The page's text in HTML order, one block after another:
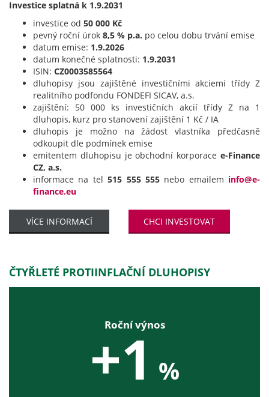
Investice splatná k 1.9.2031
investice od 50 000 Kč
pevný roční úrok 8,5 % p.a. po celou dobu trvání emise
datum emise: 1.9.2026
datum konečné splatnosti: 1.9.2031
ISIN: CZ0003585564
dluhopisy jsou zajištěné investičními akciemi třídy Z
realitního podfondu FONDEFI SICAV, a.s.
zajištění: 50 000 ks investičních akcií třídy Z na 1
dluhopis, kurz pro stanovení zajištění 1 Kč / IA
dluhopis je možno na žádost vlastníka předčasně
odkoupit dle podmínek emise
emitentem dluhopisu je obchodní korporace e-Finance
CZ, a.s.
informace na tel515 555 555nebo emailem info@e-
finance.eu
VÍCE INFORMACÍ CHCI INVESTOVAT
ČTYŘLETÉ PROTIINFLAČNÍ DLUHOPISY
Roční výnos
+1 %